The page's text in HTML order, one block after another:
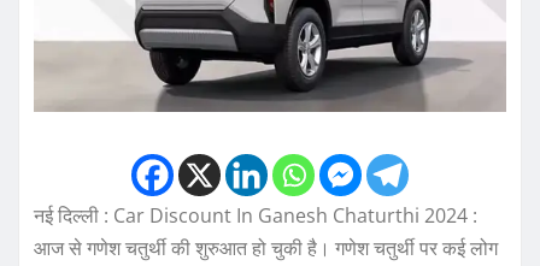
नई दिल्ली : Car Discount In Ganesh Chaturthi 2024 :
आज से गणेश चतुर्थी की शुरुआत हो चुकी है। गणेश चतुर्थी पर कई लोग